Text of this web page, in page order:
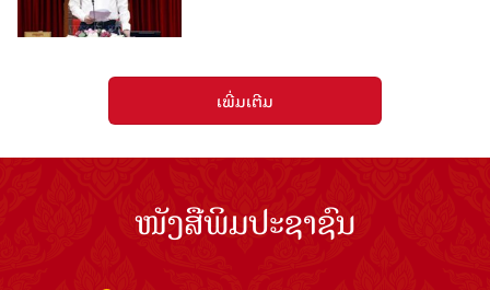
ເພີ່ມເຕີມ
ໜັງສືພິມປະຊາຊົນ